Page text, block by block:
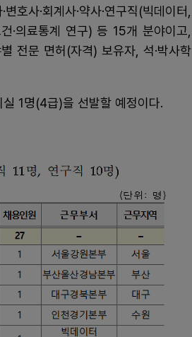
호사·회계사·약사·연구직(빅데이터,
·의료통계 연구) 등 15개 분야이고,
전문 면허(자격) 보유자, 석·박사학
1명(4급)을 선발할 예정이다.